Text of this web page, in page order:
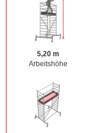
5,20 m
Arbeitshöhe